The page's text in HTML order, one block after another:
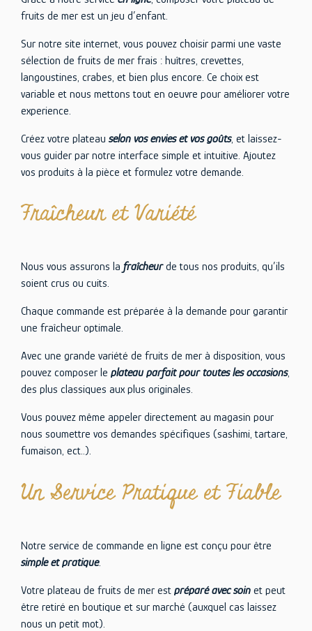
fruits de mer est un jeu d’enfant.
Sur notre site internet, vous pouvez choisir parmi une vaste
sélection de fruits de mer frais : huîtres, crevettes,
langoustines, crabes, et bien plus encore. Ce choix est
variable et nous mettons tout en oeuvre pour améliorer votre
experience.
Créez votre plateau selon vos envies et vos goûts, et laissez-
vous guider par notre interface simple et intuitive. Ajoutez
vos produits à la pièce et formulez votre demande.
Fraîcheur et Variété
Nous vous assurons la fraîcheurde tous nos produits, qu’ils
soient crus ou cuits.
Chaque commande est préparée à la demande pour garantir
une fraîcheur optimale.
Avec une grande variété de fruits de mer à disposition, vous
pouvez composer le plateau parfait pour toutes les occasions,
des plus classiques aux plus originales.
Vous pouvez même appeler directement au magasin pour
nous soumettre vos demandes spécifiques (sashimi, tartare,
fumaison, ect..).
Un Service Pratique et Fiable
Notre service de commande en ligne est conçu pour être
simple et pratique.
Votre plateau de fruits de mer est préparé avec soinet peut
être retiré en boutique et sur marché (auxquel cas laissez
nous un petit mot).